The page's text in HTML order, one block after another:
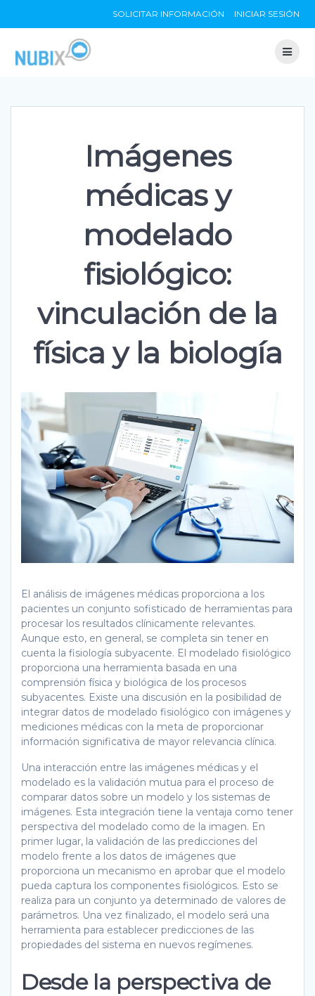
to
SOLICITAR INFORMACIÓN INICIAR SESIÓN
Imágenes
médicas y
modelado
fisiológico:
vinculación de la
física y la biología
El análisis de imágenes médicas proporciona a los
pacientes un conjunto sofisticado de herramientas para
procesar los resultados clínicamente relevantes.
Aunque esto, en general, se completa sin tener en
cuenta la fisiología subyacente. El modelado fisiológico
proporciona una herramienta basada en una
comprensión física y biológica de los procesos
subyacentes. Existe una discusión en la posibilidad de
integrar datos de modelado fisiológico con imágenes y
mediciones médicas con la meta de proporcionar
información significativa de mayor relevancia clínica.
Una interacción entre las imágenes médicas y el
modelado es la validación mutua para el proceso de
comparar datos sobre un modelo y los sistemas de
imágenes. Esta integración tiene la ventaja como tener
perspectiva del modelado como de la imagen. En
primer lugar, la validación de las predicciones del
modelo frente a los datos de imágenes que
proporciona un mecanismo en aprobar que el modelo
pueda captura los componentes fisiológicos. Esto se
realiza para un conjunto ya determinado de valores de
parámetros. Una vez finalizado, el modelo será una
herramienta para establecer predicciones de las
propiedades del sistema en nuevos regímenes.
Desde la perspectiva de